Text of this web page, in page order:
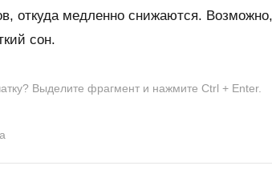
откуда медленно снижаются.
сон.
Выделите фрагмент и нажмите Ctrl + Enter.